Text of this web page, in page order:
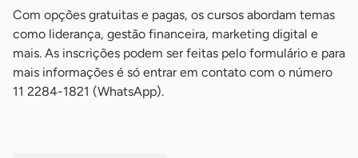
Com opções gratuitas e pagas, os cursos abordam temas
como liderança, gestão financeira, marketing digital e
mais. As inscrições podem ser feitas pelo formulário e para
mais informações é só entrar em contato com o número
11 2284-1821 (WhatsApp).